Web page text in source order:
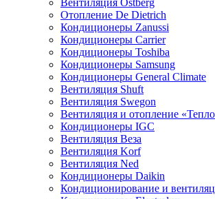
Вентиляция Ostberg
Отопление De Dietrich
Кондиционеры Zanussi
Кондиционеры Carrier
Кондиционеры Toshiba
Кондиционеры Samsung
Кондиционеры General Climate
Вентиляция Shuft
Вентиляция Swegon
Вентиляция и отопление
Кондиционеры IGC
Вентиляция Веза
Вентиляция Korf
Вентиляция Ned
Кондиционеры Daikin
Кондиционирование и